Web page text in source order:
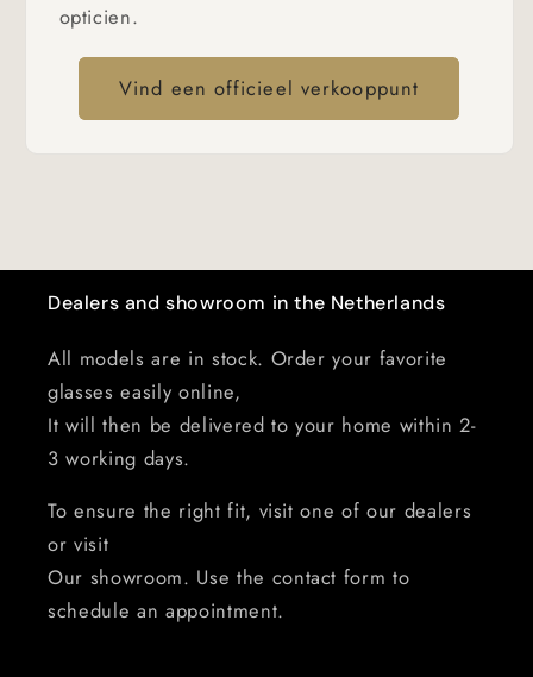
opticien.
Vind een officieel verkooppunt
Dealers and showroom in the Netherlands
All models are in stock. Order your favorite
glasses easily online,
It will then be delivered to your home within 2-
3 working days.
To ensure the right fit, visit one of our dealers
or visit
Our showroom. Use the contact form to
schedule an appointment.